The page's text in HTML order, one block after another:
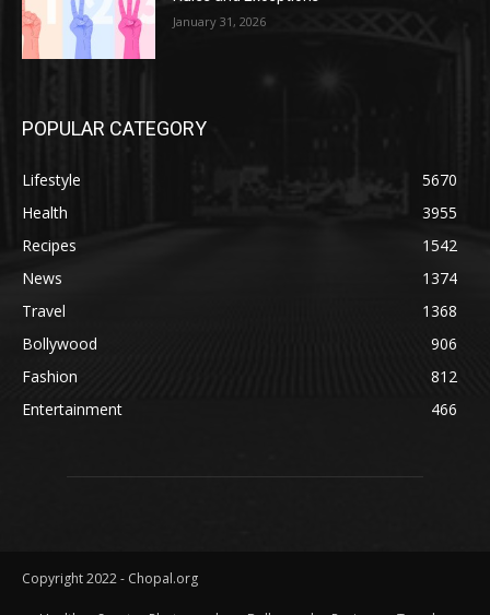
January 31, 2026
POPULAR CATEGORY
Lifestyle
5670
Health
3955
Recipes
1542
News
1374
Travel
1368
Bollywood
906
Fashion
812
Entertainment
466
Copyright 2022 - Chopal.org